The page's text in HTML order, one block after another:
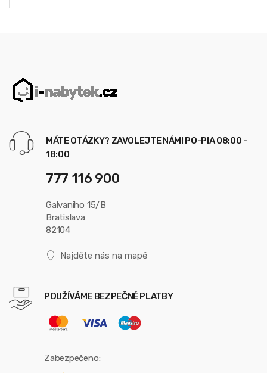
MÁTE OTÁZKY? ZAVOLEJTE NÁM! PO-PIA 08:00 -
18:00
777 116 900
Galvaniho 15/B
Bratislava
82104
Najděte nás na mapě
POUŽÍVÁME BEZPEČNÉ PLATBY
Zabezpečeno: